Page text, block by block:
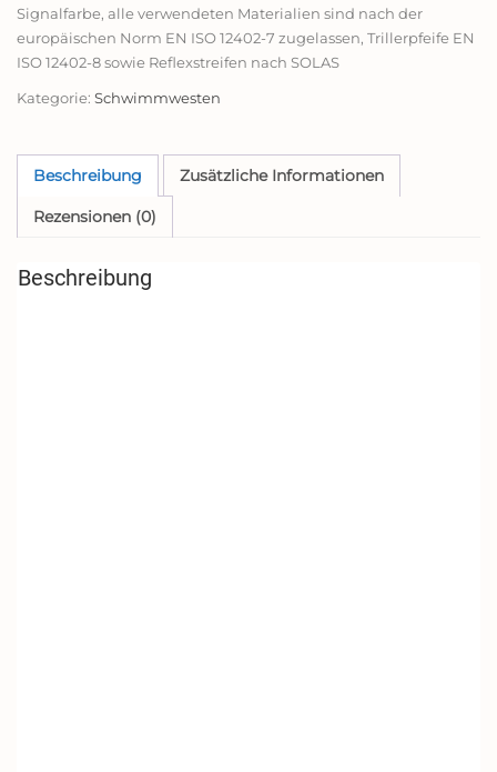
Signalfarbe, alle verwendeten Materialien sind nach der
europäischen Norm EN ISO 12402-7 zugelassen, Trillerpfeife EN
ISO 12402-8 sowie Reflexstreifen nach SOLAS
Kategorie: Schwimmwesten
Beschreibung Zusätzliche Informationen
Rezensionen (0)
Beschreibung